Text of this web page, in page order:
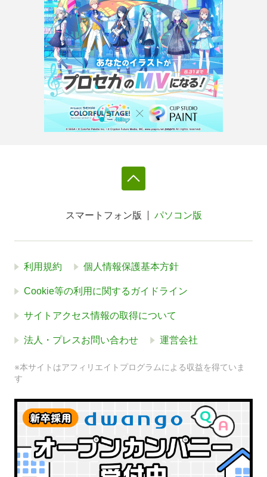
スマートフォン版 パソコン版
利用規約 個人情報保護基本方針
Cookie等の利用に関するガイドライン
サイトアクセス情報の取得について
法人・プレスお問い合わせ 運営会社
※本サイトはアフィリエイトプログラムによる収益を得ていま
す